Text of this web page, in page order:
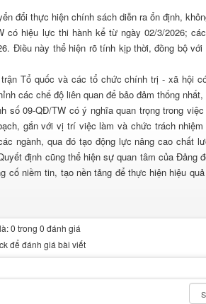
đổi thực hiện chính sách diễn ra ổn định,
có hiệu lực thi hành kể từ ngày 02/3/2026;
Điều này thể hiện rõ tính kịp thời, đồng bộ
Tổ quốc và các tổ chức chính trị - xã hội
các chế độ liên quan để bảo đảm thống
số 09-QĐ/TW có ý nghĩa quan trọng trong
gắn với vị trí việc làm và chức trách
ngành, qua đó tạo động lực nâng cao chất
định cũng thể hiện sự quan tâm của
cố niềm tin, tạo nền tảng để thực hiện hiệu
0 trong 0 đánh giá
để đánh giá bài viết